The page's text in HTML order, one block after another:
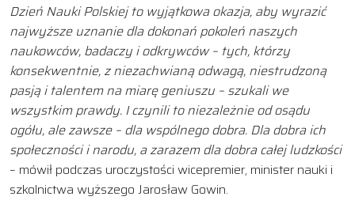
Dzień Nauki Polskiej to wyjątkowa okazja, aby wyrazić
najwyższe uznanie dla dokonań pokoleń naszych
naukowców, badaczy i odkrywców – tych, którzy
konsekwentnie, z niezachwianą odwagą, niestrudzoną
pasją i talentem na miarę geniuszu – szukali we
wszystkim prawdy. I czynili to niezależnie od osądu
ogółu, ale zawsze – dla wspólnego dobra. Dla dobra ich
społeczności i narodu, a zarazem dla dobra całej ludzkości
– mówił podczas uroczystości wicepremier, minister nauki i
szkolnictwa wyższego Jarosław Gowin.